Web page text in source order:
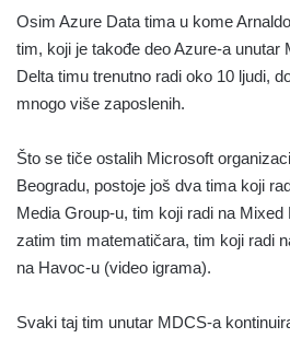
Osim Azure Data tima u kome
tim, koji je takođe deo Azure-a unutar
Delta timu trenutno radi oko 10 ljudi,
mnogo više zaposlenih.
Što se tiče ostalih Microsoft
Beogradu, postoje još dva tima koji
Media Group-u, tim koji radi na Mixed
zatim tim matematičara, tim koji radi
na Havoc-u (video igrama).
Svaki taj tim unutar MDCS-a